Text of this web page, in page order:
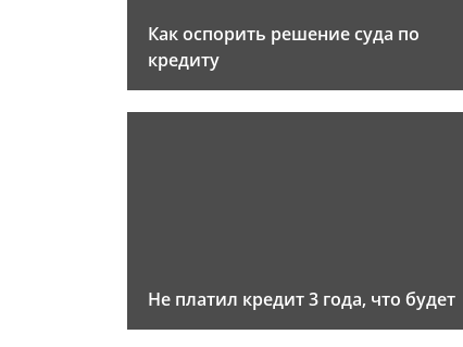
Как оспорить решение суда по
кредиту
Не платил кредит 3 года, что будет